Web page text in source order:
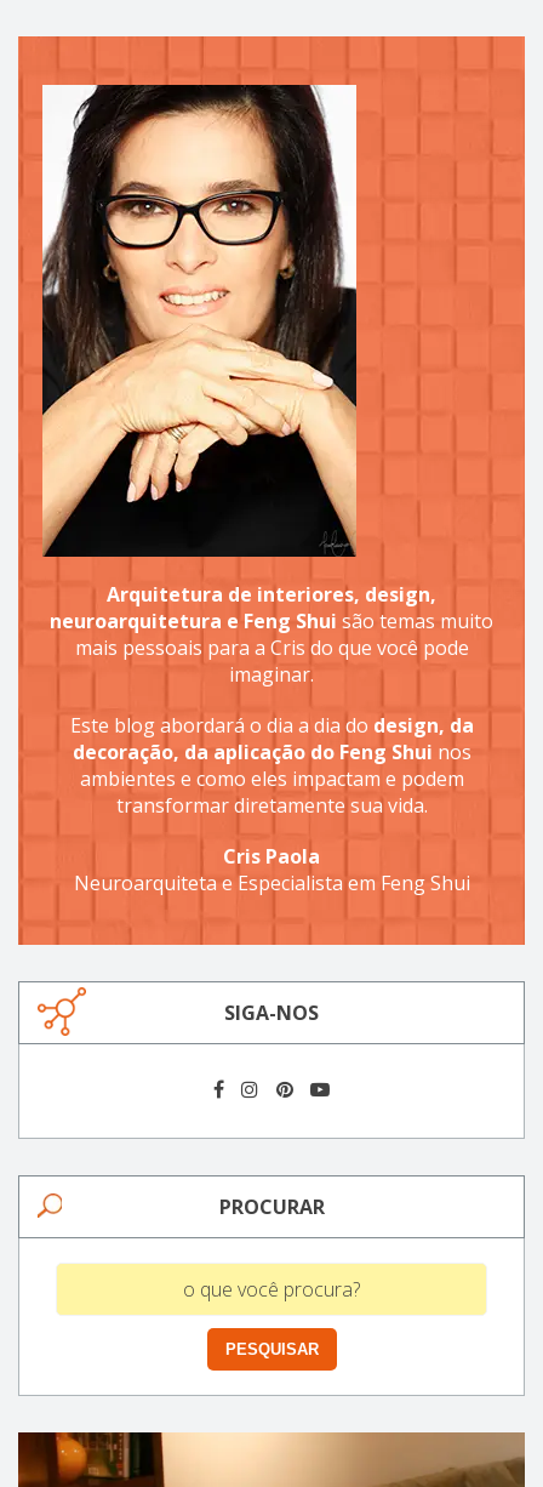
Arquitetura de interiores, design,
neuroarquitetura e Feng Shui são temas muito
mais pessoais para a Cris do que você pode
imaginar.
Este blog abordará o dia a dia do design, da
decoração, da aplicação do Feng Shui nos
ambientes e como eles impactam e podem
transformar diretamente sua vida.
Cris Paola
Neuroarquiteta e Especialista em Feng Shui
SIGA-NOS
PROCURAR